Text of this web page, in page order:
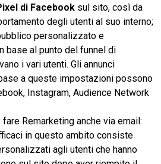
di Facebook sul sito, così da
degli utenti al suo interno;
personalizzato e
base al punto del funnel di
i vari utenti. Gli annunci
a queste impostazioni possono
Instagram, Audience Network
Remarketing anche via email:
in questo ambito consiste
agli utenti che hanno